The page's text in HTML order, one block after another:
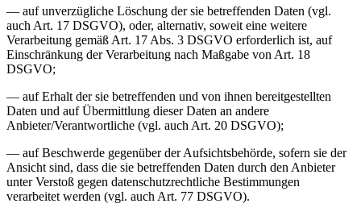
— auf unverzügliche Löschung der sie betreffenden Daten (vgl.
auch Art. 17 DSGVO), oder, alternativ, soweit eine weitere
Verarbeitung gemäß Art. 17 Abs. 3 DSGVO erforderlich ist, auf
Einschränkung der Verarbeitung nach Maßgabe von Art. 18
DSGVO;
— auf Erhalt der sie betreffenden und von ihnen bereitgestellten
Daten und auf Übermittlung dieser Daten an andere
Anbieter/Verantwortliche (vgl. auch Art. 20 DSGVO);
— auf Beschwerde gegenüber der Aufsichtsbehörde, sofern sie der
Ansicht sind, dass die sie betreffenden Daten durch den Anbieter
unter Verstoß gegen datenschutzrechtliche Bestimmungen
verarbeitet werden (vgl. auch Art. 77 DSGVO).